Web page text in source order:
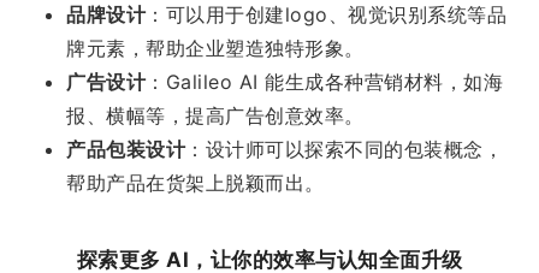
品牌设计：可以用于创建logo、视觉识别系统等品
牌元素，帮助企业塑造独特形象。
广告设计：Galileo AI 能生成各种营销材料，如海
报、横幅等，提高广告创意效率。
产品包装设计：设计师可以探索不同的包装概念，
帮助产品在货架上脱颖而出。
探索更多 AI，让你的效率与认知全面升级